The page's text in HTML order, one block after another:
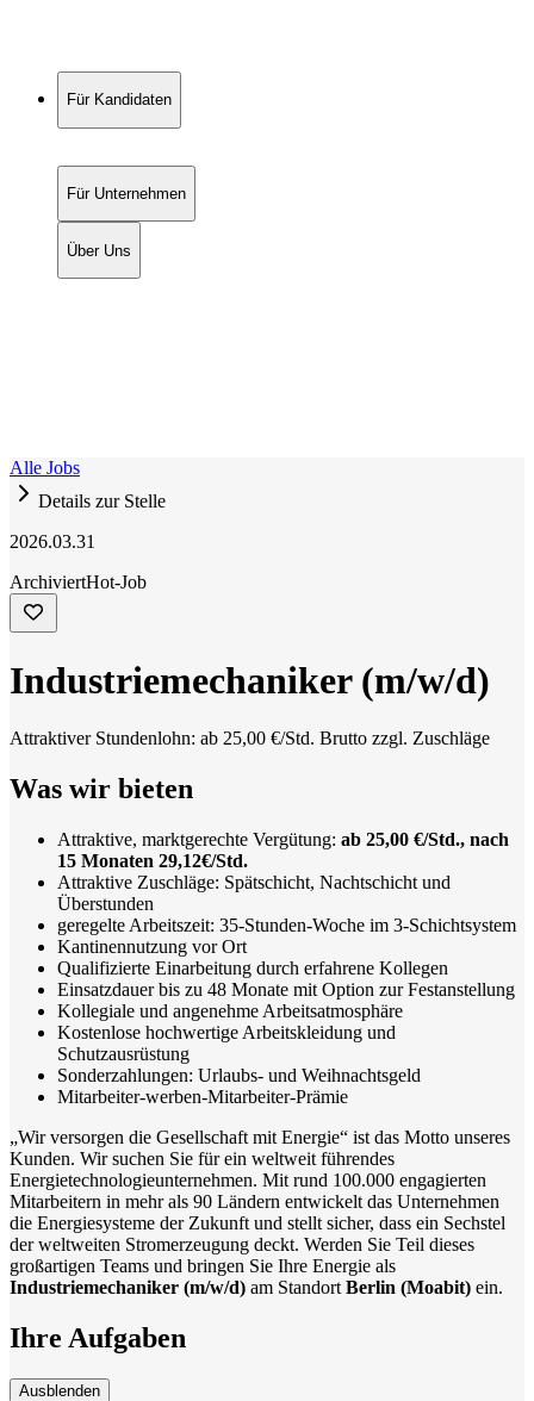
Für Kandidaten
Für Unternehmen
Über Uns
Alle Jobs
Details zur Stelle
2026.03.31
ArchiviertHot-Job
Industriemechaniker (m/w/d)
Attraktiver Stundenlohn: ab 25,00 €/Std. Brutto zzgl. Zuschläge
Was wir bieten
Attraktive, marktgerechte Vergütung: ab 25,00 €/Std., nach
15 Monaten 29,12€/Std.
Attraktive Zuschläge: Spätschicht, Nachtschicht und
Überstunden
geregelte Arbeitszeit: 35-Stunden-Woche im 3-Schichtsystem
Kantinennutzung vor Ort
Qualifizierte Einarbeitung durch erfahrene Kollegen
Einsatzdauer bis zu 48 Monate mit Option zur Festanstellung
Kollegiale und angenehme Arbeitsatmosphäre
Kostenlose hochwertige Arbeitskleidung und
Schutzausrüstung
Sonderzahlungen: Urlaubs- und Weihnachtsgeld
Mitarbeiter-werben-Mitarbeiter-Prämie
„Wir versorgen die Gesellschaft mit Energie“ ist das Motto unseres
Kunden. Wir suchen Sie für ein weltweit führendes
Energietechnologieunternehmen. Mit rund 100.000 engagierten
Mitarbeitern in mehr als 90 Ländern entwickelt das Unternehmen
die Energiesysteme der Zukunft und stellt sicher, dass ein Sechstel
der weltweiten Stromerzeugung deckt. Werden Sie Teil dieses
großartigen Teams und bringen Sie Ihre Energie als
Industriemechaniker (m/w/d) am Standort Berlin (Moabit) ein.
Ihre Aufgaben
Ausblenden